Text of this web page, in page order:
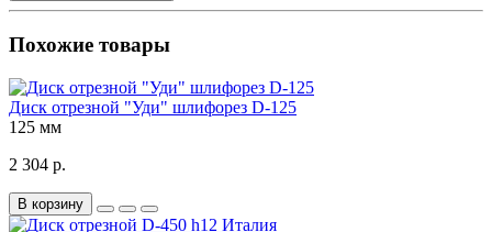
Похожие товары
Диск отрезной "Уди" шлифорез D-125
125 мм
2 304 р.
В корзину